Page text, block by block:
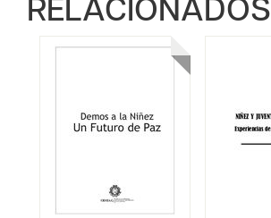
RELACIONADOS